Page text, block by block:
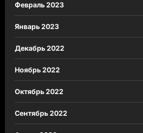
Февраль 2023
Январь 2023
Декабрь 2022
Ноябрь 2022
Октябрь 2022
Сентябрь 2022